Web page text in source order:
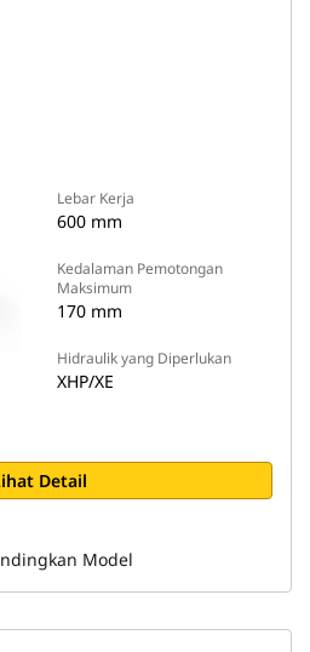
Lebar Kerja
600 mm
Kedalaman Pemotongan
Maksimum
170 mm
Hidraulik yang Diperlukan
XHP/XE
Detail
Model